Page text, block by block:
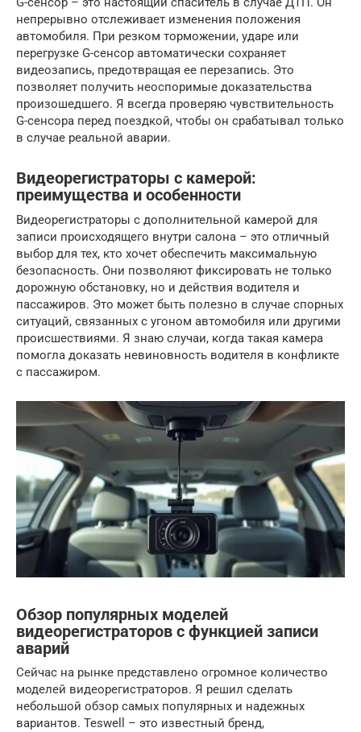
непрерывно отслеживает изменения положения
автомобиля. При резком торможении, ударе или
перегрузке G-сенсор автоматически сохраняет
видеозапись, предотвращая ее перезапись. Это
позволяет получить неоспоримые доказательства
произошедшего. Я всегда проверяю чувствительность
G-сенсора перед поездкой, чтобы он срабатывал только
в случае реальной аварии.
Видеорегистраторы с камерой:
преимущества и особенности
Видеорегистраторы с дополнительной камерой для
записи происходящего внутри салона – это отличный
выбор для тех, кто хочет обеспечить максимальную
безопасность. Они позволяют фиксировать не только
дорожную обстановку, но и действия водителя и
пассажиров. Это может быть полезно в случае спорных
ситуаций, связанных с угоном автомобиля или другими
происшествиями. Я знаю случаи, когда такая камера
помогла доказать невиновность водителя в конфликте
с пассажиром.
Обзор популярных моделей
видеорегистраторов с функцией записи
аварий
Сейчас на рынке представлено огромное количество
моделей видеорегистраторов. Я решил сделать
небольшой обзор самых популярных и надежных
вариантов. Teswell – это известный бренд,